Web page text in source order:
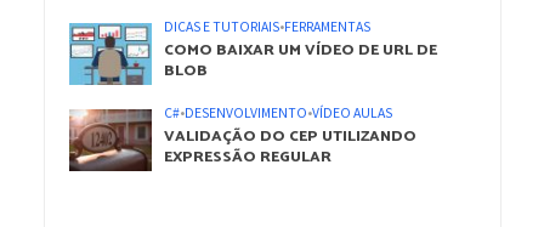
DICAS E TUTORIAIS•FERRAMENTAS
COMO BAIXAR UM VÍDEO DE URL DE
BLOB
C#•DESENVOLVIMENTO•VÍDEO AULAS
VALIDAÇÃO DO CEP UTILIZANDO
EXPRESSÃO REGULAR